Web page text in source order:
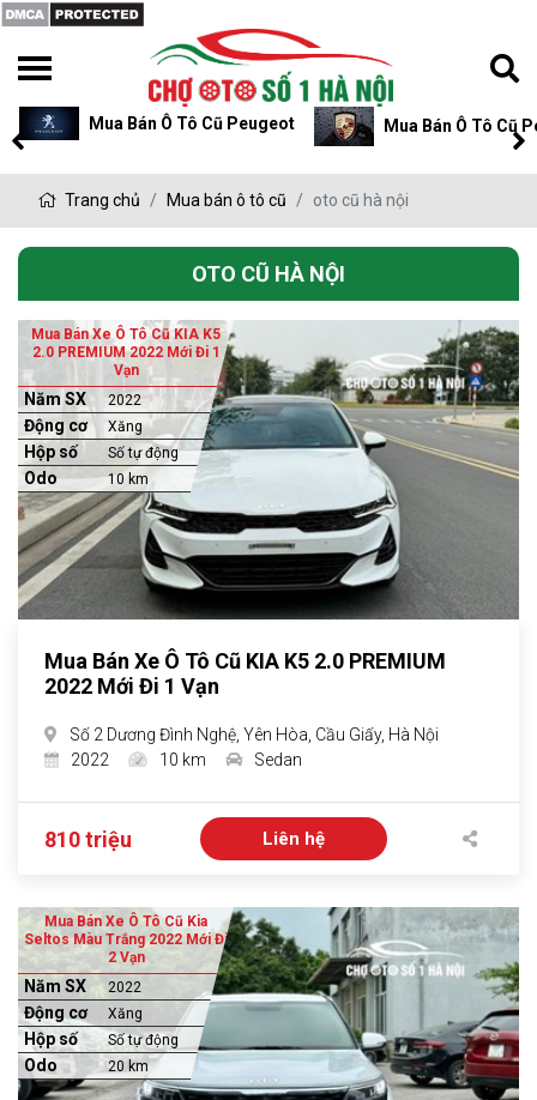
Mua Bán Ô Tô Cũ Peugeot Mua Bán Ô Tô Cũ
Trang chủ Mua bán ô tô cũ oto cũ hà nội
OTO CŨ HÀ NỘI
Mua Bán Xe Ô Tô Cũ KIA K5
2.0 PREMIUM 2022 Mới Đi 1
Vạn
Năm SX 2022
Động cơ Xăng
Hộp số Số tự động
Odo 10 km
Mua Bán Xe Ô Tô Cũ KIA K5 2.0 PREMIUM
2022 Mới Đi 1 Vạn
Số 2 Dương Đình Nghệ, Yên Hòa, Cầu Giấy, Hà Nội
2022
10 km Sedan
810 triệu Liên hệ
Mua Bán Xe Ô Tô Cũ Kia
Seltos Màu Trắng 2022 Mới Đi
2 Vạn
Năm SX 2022
Động cơ Xăng
Hộp số Số tự động
Odo 20 km